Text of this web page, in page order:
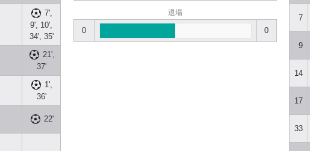
7',
9', 10',
34', 35'
21',
37'
1',
36'
22'
7
9
14
17
33
退場
0 0